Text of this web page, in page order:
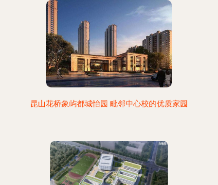
昆山花桥象屿都城怡园 毗邻中心校的优质家园